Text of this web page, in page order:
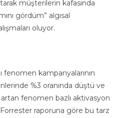
müşterilerin kafasında
gördüm” algısal
oluyor.
kampanyalarının
%3 oranında düştü ve
fenomen bazlı aktivasyon
Forrester raporuna göre bu tarz